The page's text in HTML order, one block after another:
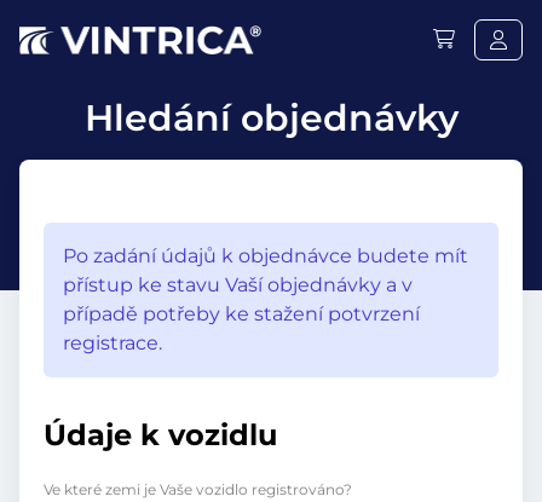
Hledání objednávky
Po zadání údajů k objednávce budete mít
přístup ke stavu Vaší objednávky a v
případě potřeby ke stažení potvrzení
registrace.
Údaje k vozidlu
Ve které zemi je Vaše vozidlo registrováno?